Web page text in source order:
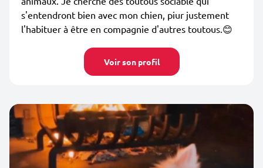
s'entendront bien avec mon chien, piur justement
l'habituer à être en compagnie d'autres toutous.😊
Voir son profil